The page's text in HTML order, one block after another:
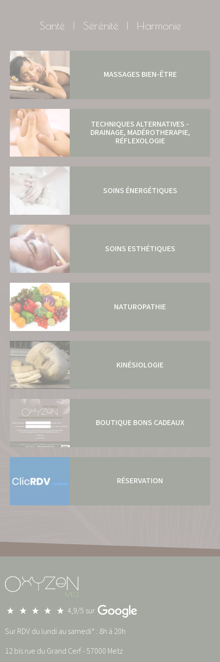
Santé | Sérénité | Harmonie
MASSAGES BIEN-ÊTRE
TECHNIQUES ALTERNATIVES -
DRAINAGE, MADÉROTHERAPIE,
RÉFLEXOLOGIE
SOINS ÉNERGÉTIQUES
SOINS ESTHÉTIQUES
NATUROPATHIE
KINÉSIOLOGIE
BOUTIQUE BONS CADEAUX
RÉSERVATION
4,9/5 sur
Sur RDV du lundi au samedi* : 8h à 20h
12 bis rue du Grand Cerf - 57000 Metz